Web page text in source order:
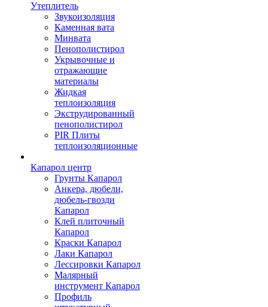
Утеплитель
Звукоизоляция
Каменная вата
Минвата
Пенополистирол
Укрывочные и
отражающие
материалы
Жидкая
теплоизоляция
Экструдированный
пенополистирол
PIR Плиты
теплоизоляционные
Капарол центр
Грунты Капарол
Анкера, дюбели,
дюбель-гвозди
Капарол
Клей плиточный
Капарол
Краски Капарол
Лаки Капарол
Лессировки Капарол
Малярный
инструмент Капарол
Профиль